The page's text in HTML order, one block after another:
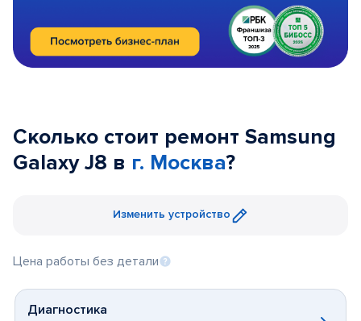
Сколько стоит ремонт Samsung
Galaxy J8 в г. Москва?
Изменить устройство
Цена работы без детали
Диагностика